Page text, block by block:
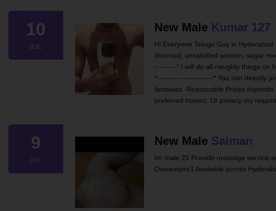
10
JUL
New Male Kumar 127
Hi Everyone Telugu Guy in
divorced, unsatisfied women, sugar
---------* I will do all naughty things on
*-----------------------* You can directly
fantasies. Reasonable Prices
preferred hotels). Ur privacy my
9
JUL
New Male Salman
Im male 25 Provide massage service
Ownempire1 Available across